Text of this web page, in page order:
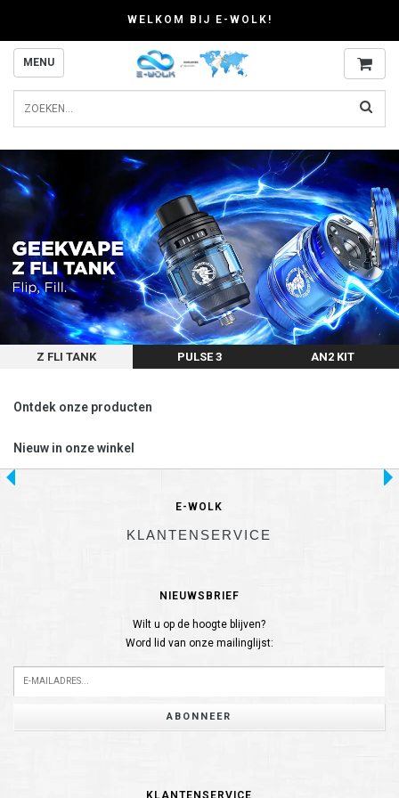
WELKOM BIJ E-WOLK!
MENU
Z FLI TANK PULSE 3 AN2 KIT
Ontdek onze producten
Nieuw in onze winkel
E-WOLK
KLANTENSERVICE
NIEUWSBRIEF
Wilt u op de hoogte blijven?
Word lid van onze mailinglijst:
ABONNEER
KLANTENSERVICE